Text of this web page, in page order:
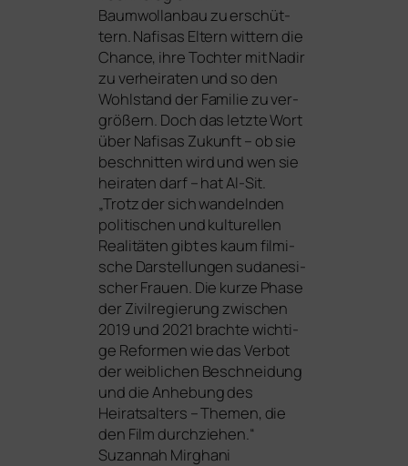
Baumwollanbau zu erschüt­
tern. Nafisas Eltern wit­tern die
Chance, ihre Tochter mit Nadir
zu ver­hei­ra­ten und so den
Wohlstand der Familie zu ver­
grö­ßern. Doch das letz­te Wort
über Nafisas Zukunft – ob sie
beschnit­ten wird und wen sie
hei­ra­ten darf – hat Al-Sit.
„Trotz der sich wan­deln­den
poli­ti­schen und kul­tu­rel­len
Realitäten gibt es kaum fil­mi­
sche Darstellungen suda­ne­si­
scher Frauen. Die kur­ze Phase
der Zivilregierung zwi­schen
2019 und 2021 brach­te wich­ti­
ge Reformen wie das Verbot
der weib­li­chen Beschneidung
und die Anhebung des
Heiratsalters – Themen, die
den Film durch­zie­hen.“
Suzannah Mirghani